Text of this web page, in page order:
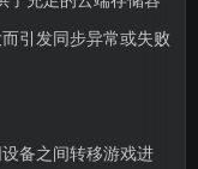
引发同步异常或失败
备之间转移游戏进